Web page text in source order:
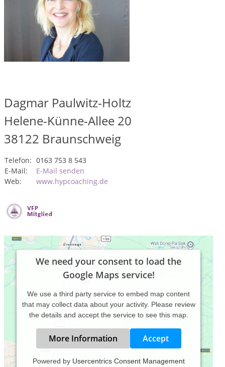
Dagmar Paulwitz-Holtz
Helene-Künne-Allee 20
38122 Braunschweig
Telefon: 0163 753 8 543
E-Mail:
E-Mail senden
Web:
www.hypcoaching.de
We need your consent to load the
Google Maps service!
We use a third party service to embed map content
that may collect data about your activity. Please review
the details and accept the service to see this map.
More Information Accept
Powered by Usercentrics Consent Management